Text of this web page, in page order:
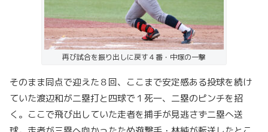
再び試合を振り出しに戻す４番・中塚の一撃
そのまま同点で迎えた８回、ここまで安定感ある投球を続け
ていた渡辺和が二塁打と四球で１死一、二塁のピンチを招
く。ここで飛び出していた走者を捕手が見逃さず二塁へ送